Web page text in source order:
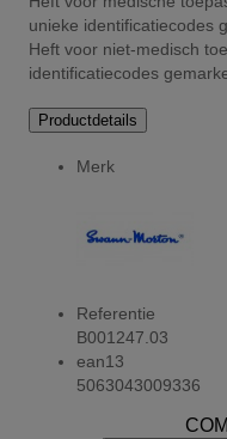
unieke identificatiecodes
Heft voor niet-medisch
identificatiecodes
Productdetails
Merk
Referentie
B001247.03
ean13
5063043009336